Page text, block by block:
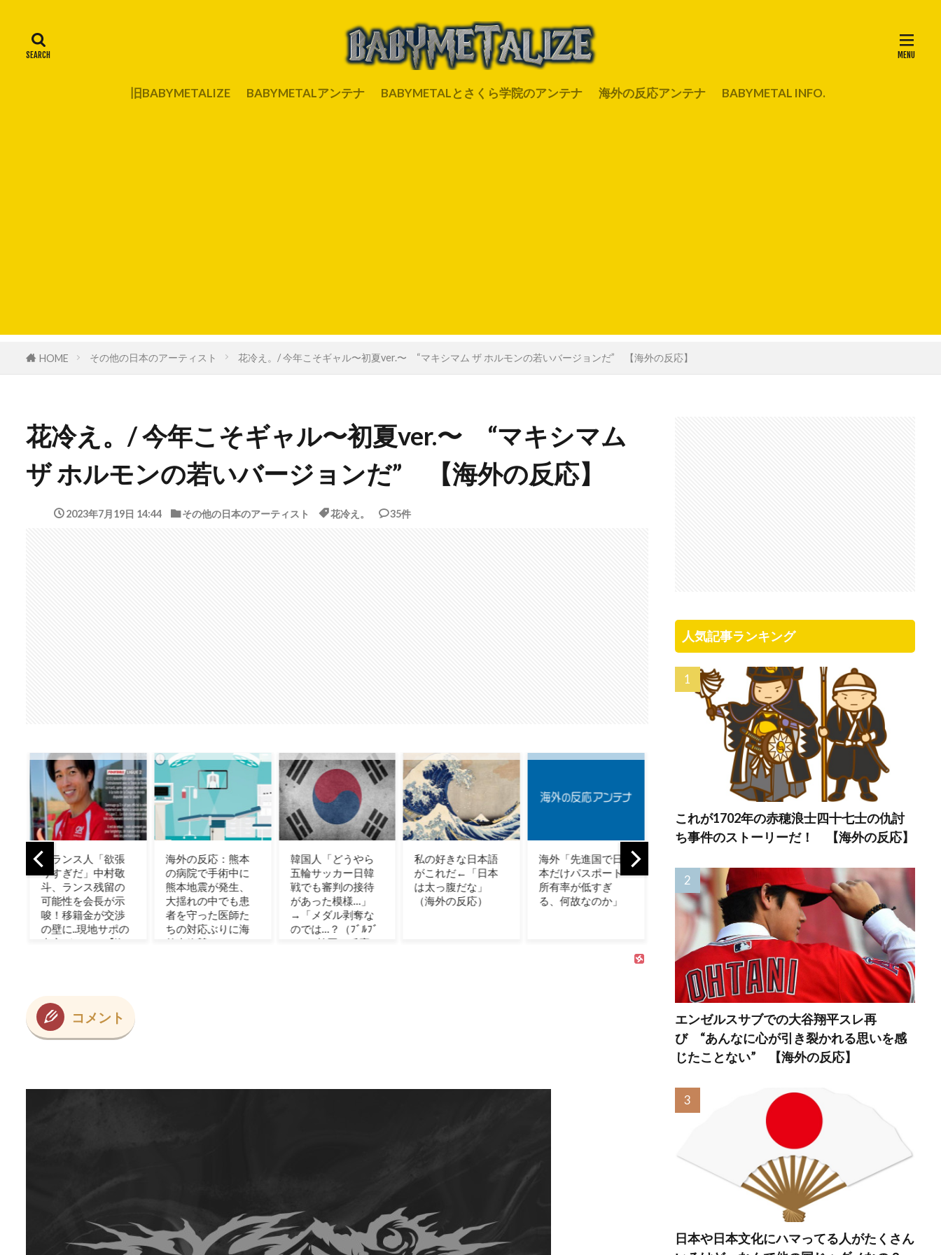
旧BABYMETALIZE BABYMETALアンテナ BABYMETALとさくら学院のアンテナ 海外の反応アンテナ BABYMETAL INFO.
HOME その他の日本のアーティスト 花冷え。/ 今年こそギャル〜初夏ver.〜 “マキシマム ザ ホルモンの若いバージョンだ” 【海外の反応】
花冷え。/ 今年こそギャル〜初夏ver.〜 “マキシマム
ザ ホルモンの若いバージョンだ” 【海外の反応】
2023年7月19日 14:44 その他の日本のアーティスト 花冷え。 35件
海外の反応：熊本
の病院で手術中に
熊本地震が発生、
大揺れの中でも患
者を守った医師た
ちの対応ぶりに海
外大絶賛
韓国人「どうやら
五輪サッカー日韓
戦でも審判の接待
があった模様…」
→「メダル剥奪な
のでは…？（ﾌﾞﾙﾌﾞ
ﾙ」＝韓国の反応
私の好きな日本語
がこれだ←「日本
は太っ腹だな」
（海外の反応）
海外「先進国で日
本だけパスポート
所有率が低すぎ
る、何故なのか」
【海外の反応】フ
ィリーズのオーク
ション落札者がラ
ジオで1イニング実
コーンな問題【ポ
ーランドボール】
上場で韓国市場が
揺れたのに…我々に
は1株も回ってこな
かった件」
分の
け規
数字
コメント
人気記事ランキング
これが1702年の赤穂浪士四十七士の仇討
ち事件のストーリーだ！ 【海外の反応】
エンゼルスサブでの大谷翔平スレ再
び “あんなに心が引き裂かれる思いを感
じたことない” 【海外の反応】
日本や日本文化にハマってる人がたくさん